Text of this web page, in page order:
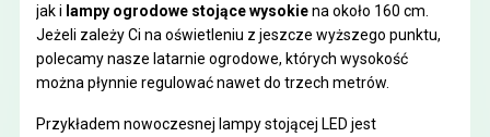
jak i lampy ogrodowe stojące wysokiena około 160 cm.
Jeżeli zależy Ci na oświetleniu z jeszcze wyższego punktu,
polecamy nasze latarnie ogrodowe, których wysokość
można płynnie regulować nawet do trzech metrów.
Przykładem nowoczesnej lampy stojącej LED jest